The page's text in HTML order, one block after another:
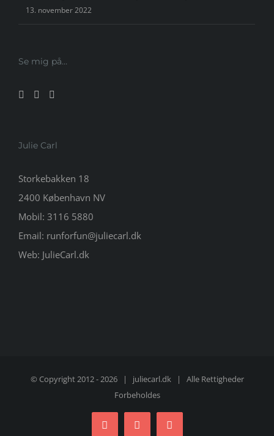
13. november 2022
Se mig på…
Julie Carl
Storkebakken 18
2400 København NV
Mobil: 3116 5880
Email: runforfun@juliecarl.dk
Web: JulieCarl.dk
© Copyright 2012 -2026 | juliecarl.dk| Alle Rettigheder
Forbeholdes
FacebookTwitter Instagram